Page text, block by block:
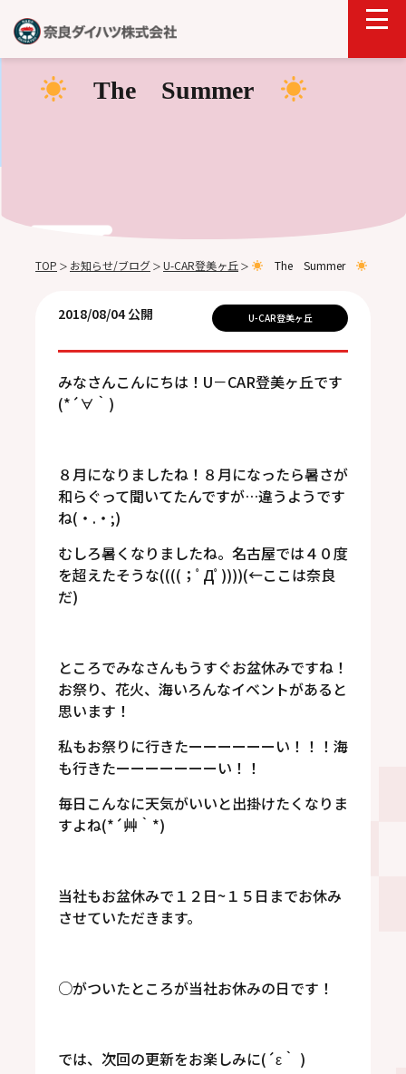
The Summer
TOP ＞ お知らせ/ブログ ＞ U-CAR登美ヶ丘 ＞ The Summer
2018/08/04 公開 U-CAR登美ヶ丘
みなさんこんにちは！U－CAR登美ヶ丘です
(*´∀｀)
８月になりましたね！８月になったら暑さが
和らぐって聞いてたんですが…違うようです
ね(・.・;)
むしろ暑くなりましたね。名古屋では４０度
を超えたそうな((((；ﾟДﾟ))))(←ここは奈良
だ)
ところでみなさんもうすぐお盆休みですね！
お祭り、花火、海いろんなイベントがあると
思います！
私もお祭りに行きたーーーーーーい！！！海
も行きたーーーーーーーい！！
毎日こんなに天気がいいと出掛けたくなりま
すよね(*´艸｀*)
当社もお盆休みで１２日~１５日までお休み
させていただきます。
○がついたところが当社お休みの日です！
では、次回の更新をお楽しみに(´ε｀ )